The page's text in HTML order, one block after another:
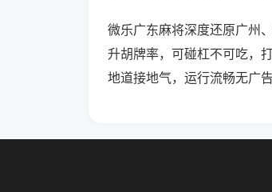
微乐广东麻将深度还原广州
升胡牌率，可碰杠不可吃，
地道接地气，运行流畅无广